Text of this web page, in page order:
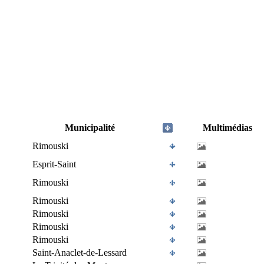
Municipalité
Multimédias
Rimouski
Esprit-Saint
Rimouski
Rimouski
Rimouski
Rimouski
Rimouski
Saint-Anaclet-de-Lessard